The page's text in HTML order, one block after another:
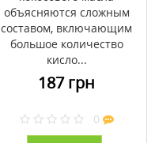
объясняются сложным
составом, включающим
большое количество
кисло...
187 грн
0